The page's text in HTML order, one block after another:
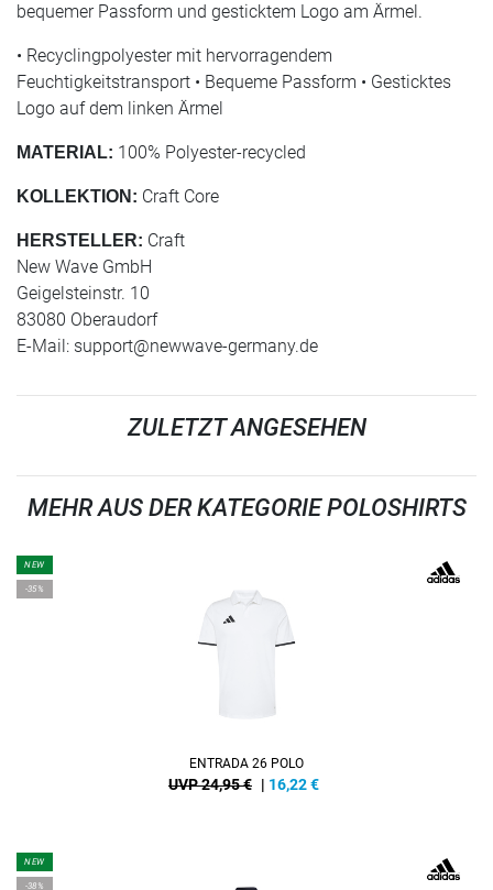
bequemer Passform und gesticktem Logo am Ärmel.
• Recyclingpolyester mit hervorragendem
Feuchtigkeitstransport • Bequeme Passform • Gesticktes
Logo auf dem linken Ärmel
MATERIAL: 100% Polyester-recycled
KOLLEKTION: Craft Core
HERSTELLER: Craft
New Wave GmbH
Geigelsteinstr. 10
83080 Oberaudorf
E-Mail: support@newwave-germany.de
ZULETZT ANGESEHEN
MEHR AUS DER KATEGORIE POLOSHIRTS
NEW
-35%
ENTRADA 26 POLO
UVP 24,95 € | 16,22€
NEW
-38%